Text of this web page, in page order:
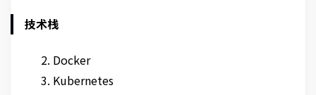
技术栈
Docker
Kubernetes